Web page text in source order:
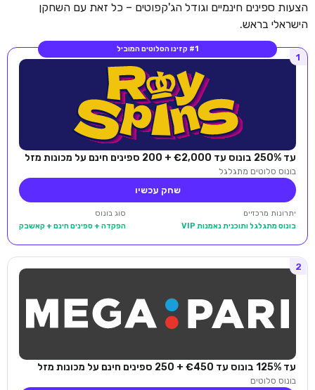
הצעות ספינים חינמיים וגודל הג'קפוטים – כל זאת עם השחקן
הישראלי בראש.
#1 קזינו הסלוטים המוביל
1
עד 250% בונוס עד €2,000 + 200 ספינים חינם על מכונות מזל
בונוס סלוטים מתגלגל
שחק עכשיו
יתרונות מרכזיים
בונוס מתגלגל ותוכנית נאמנות VIP
סוג בונוס
הפקדה + ספינים חינם + קאשבק
2
עד 125% בונוס עד €450 + 250 ספינים חינם על מכונות מזל
בונוס סלוטים